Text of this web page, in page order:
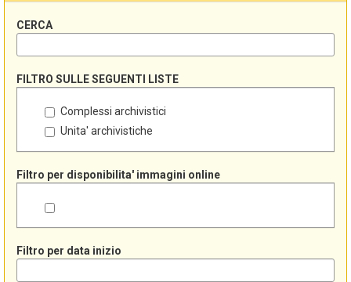
CERCA
FILTRO SULLE SEGUENTI LISTE
Complessi archivistici
Unita' archivistiche
Filtro per disponibilita' immagini online
Filtro per data inizio